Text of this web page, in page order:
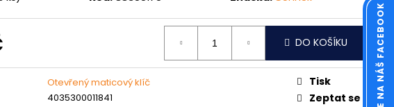
DO KOŠÍKU
Otevřený maticový klíč
4035300011841
Tisk
Zeptat se
Následující